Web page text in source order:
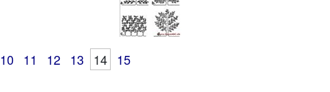
10 11 12 13 14 15